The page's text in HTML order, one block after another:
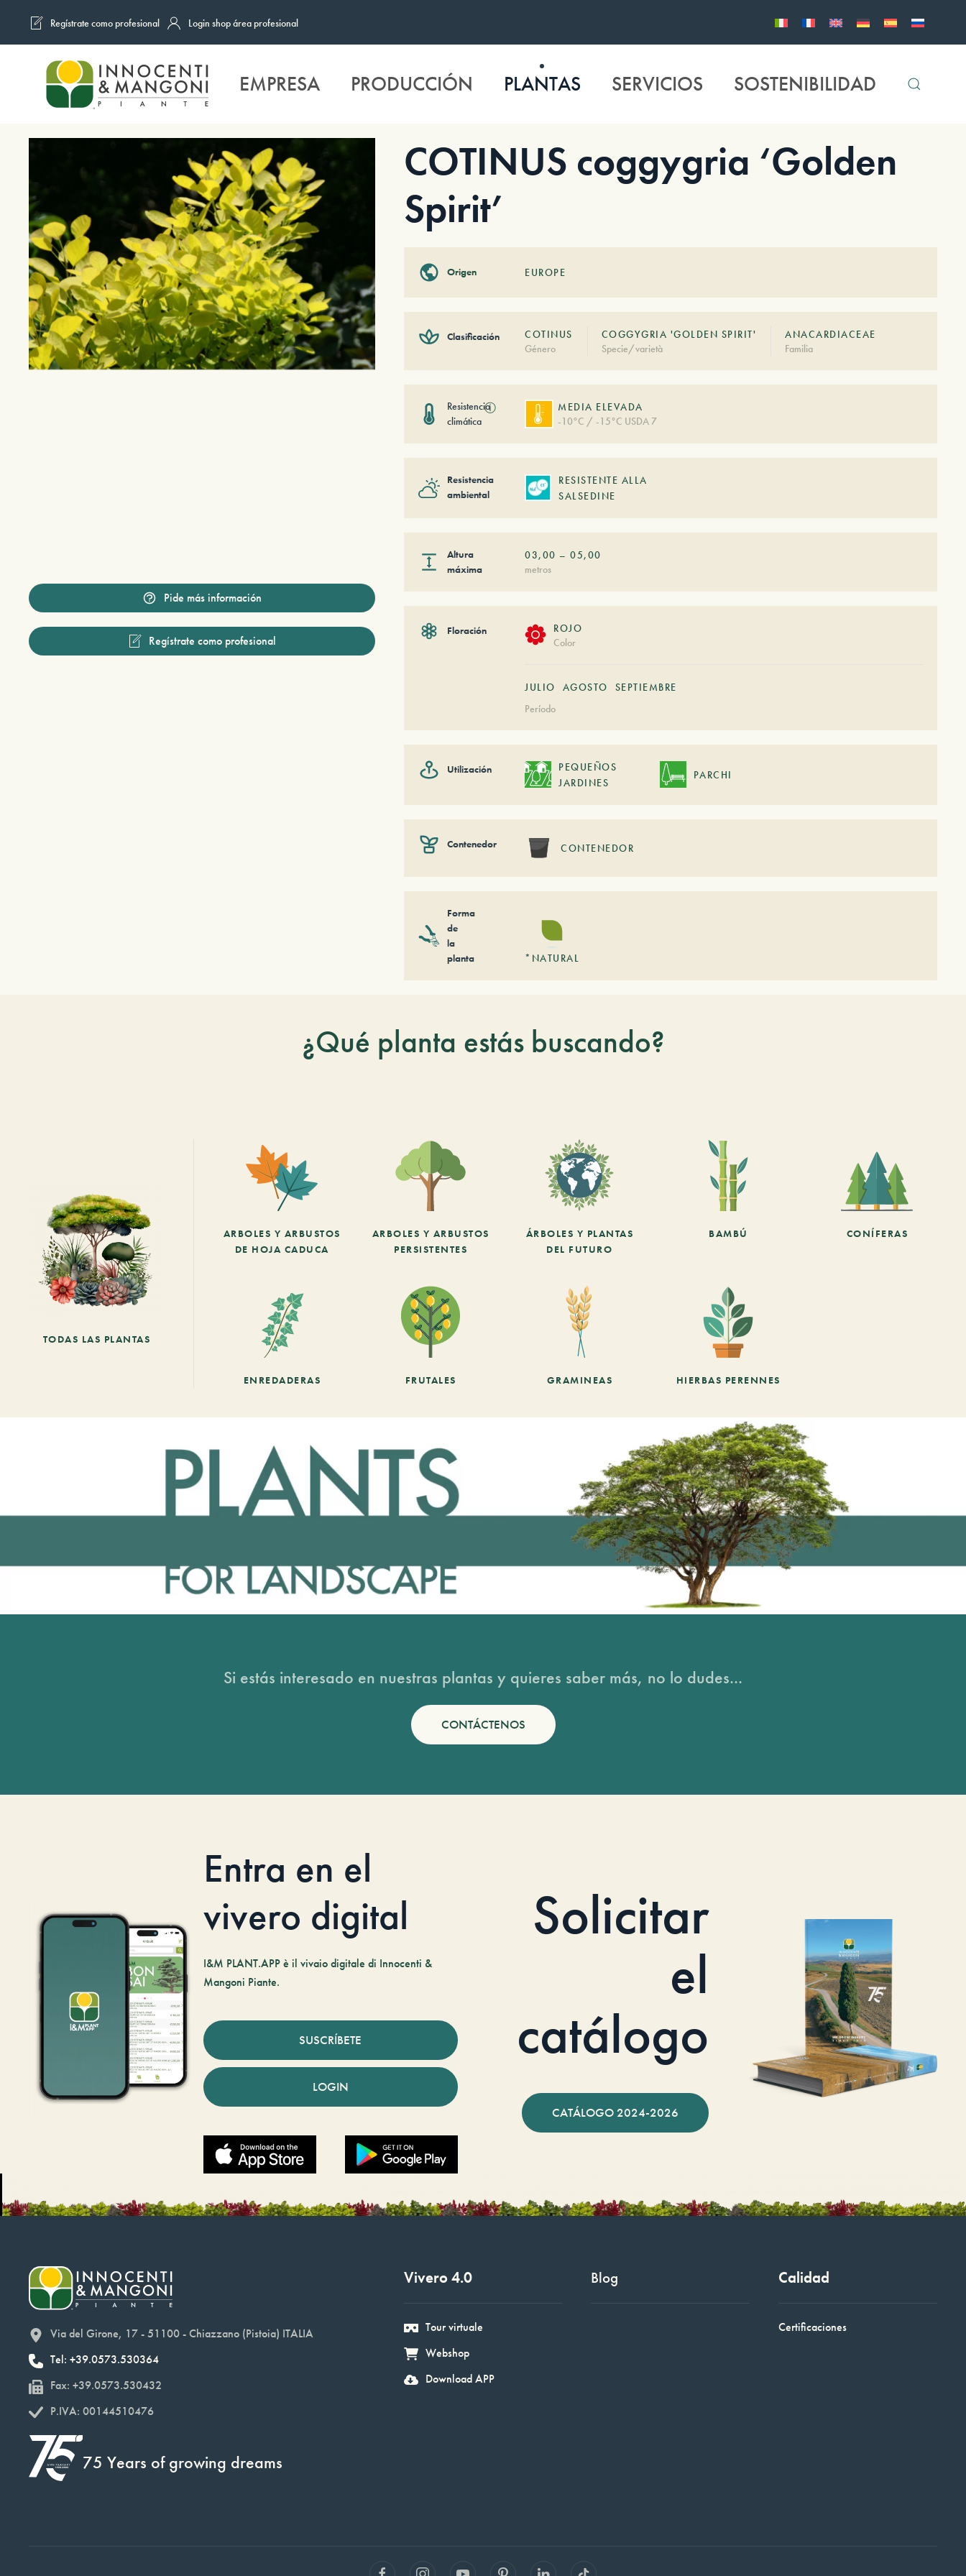
Skip to main content
Regístrate como profesional Login shop área profesional
EMPRESA PRODUCCIÓN PLANTAS SERVICIOS SOSTENIBILIDAD
Pide más información
Regístrate como profesional
COTINUS coggygria ‘Golden
Spirit’
Origen EUROPE
Clasificación
COTINUS
Género
COGGYGRIA 'GOLDEN SPIRIT'
Specie/varietà
ANACARDIACEAE
Familia
Resistencia
climática
ⓘ
MEDIA ELEVADA
-10°C / -15°C USDA 7
Resistencia
ambiental
RESISTENTE ALLA
SALSEDINE
Altura
máxima
03,00 –05,00
metros
Floración
ROJO
Color
JULIO AGOSTO
SEPTIEMBRE
Período
Utilización
PEQUEÑOS
JARDINES
PARCHI
Contenedor CONTENEDOR
Forma
de
la
planta
*NATURAL
¿Qué planta estás buscando?
TODAS LAS PLANTAS
ARBOLES Y ARBUSTOS
DE HOJA CADUCA
ARBOLES Y ARBUSTOS
PERSISTENTES
ÁRBOLES Y PLANTAS
DEL FUTURO
BAMBÚ CONÍFERAS
ENREDADERAS FRUTALES GRAMINEAS HIERBAS PERENNES
Si estás interesado en nuestras plantas y quieres saber más, no lo dudes...
CONTÁCTENOS
Entra en el
vivero digital
I&M PLANT.APP è il vivaio digitale di Innocenti &
Mangoni Piante.
SUSCRÍBETE
LOGIN
Solicitar
el
catálogo
CATÁLOGO 2024-2026
Via del Girone, 17 - 51100 - Chiazzano (Pistoia) ITALIA
Tel: +39.0573.530364
Fax: +39.0573.530432
P.IVA: 00144510476
75 Years of growing dreams
Vivero 4.0
Tour virtuale
Webshop
Download APP
Blog Calidad
Certificaciones